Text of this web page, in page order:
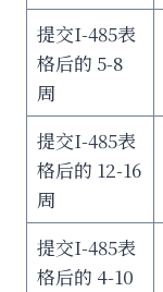
提交I-485表
格后的 5-8
周
提交I-485表
格后的 12-16
周
提交I-485表
格后的 4-10